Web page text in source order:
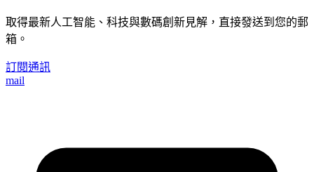
取得最新人工智能、科技與數碼創新見解，直接發送到您的郵
箱。
訂閱通訊
mail